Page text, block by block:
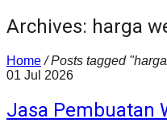
Archives: harga
Home / Posts tagged
01 Jul 2026
Jasa Pembuatan